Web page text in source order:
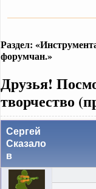
Раздел:
форумчан.»
Друзья!
творчество
Сергей
Сказало
в